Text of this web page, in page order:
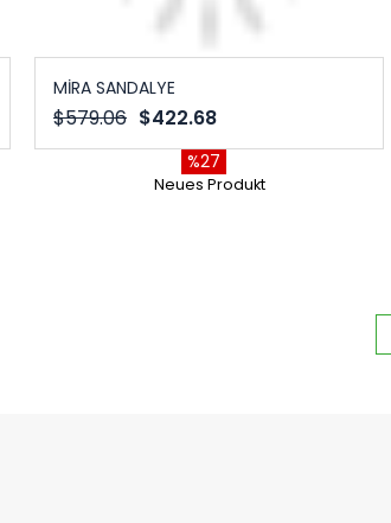
MİRA SANDALYE
$422.68
$579.06
%27
Neues Produkt